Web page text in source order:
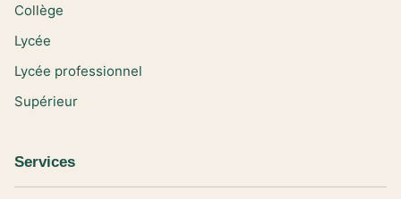
Collège
Lycée
Lycée professionnel
Supérieur
Services